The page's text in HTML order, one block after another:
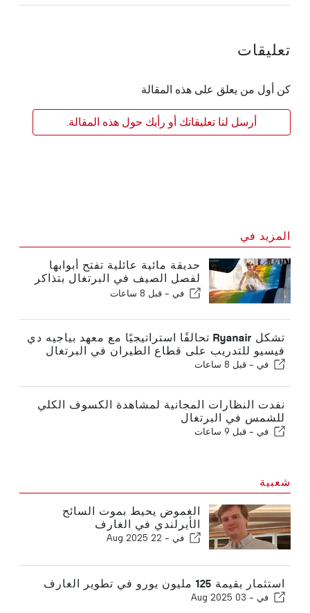
تعليقات
كن أول من يعلق على هذه المقالة
أرسل لنا تعليقاتك أو رأيك حول هذه المقالة.
المزيد في
حديقة مائية عائلية تفتح أبوابها
لفصل الصيف في البرتغال بتذاكر
بقيمة 2 يوروفي - قبل 8 ساعات
تشكل Ryanair تحالفًا استراتيجيًا مع معهد بياجيه دي
فيسيو للتدريب على قطاع الطيران في البرتغال
في - قبل 8 ساعات
نفدت النظارات المجانية لمشاهدة الكسوف الكلي
للشمس في البرتغال
في - قبل 9 ساعات
شعبية
الغموض يحيط بموت السائح
الأيرلندي في الغارف
في - 22 Aug 2025
استثمار بقيمة 125 مليون يورو في تطوير الغارف
في - 03 Aug 2025